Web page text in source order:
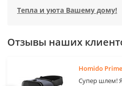
Тепла и уюта Вашему дому!
Отзывы наших
Homido Prime
Супер шлем! Я